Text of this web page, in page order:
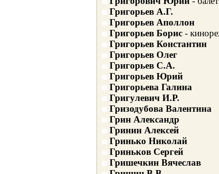
Григорьев А.Г.
Григорьев Аполлон
Григорьев Борис-
Григорьев Константин
Григорьев Олег
Григорьев С.А.
Григорьев Юрий
Григорьева Галина
Григулевич И.Р.
Гризодубова Валентина
Грин Александр
Гринин Алексей
Гринько Николай
Гриньков Сергей
Гришечкин Вячеслав